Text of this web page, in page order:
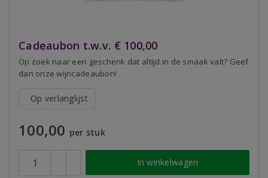
Cadeaubon t.w.v. € 100,00
Op zoek naar een geschenk dat altijd in de smaak valt? Geef
dan onze wijncadeaubon!
Op verlanglijst
100,00 per stuk
In winkelwagen